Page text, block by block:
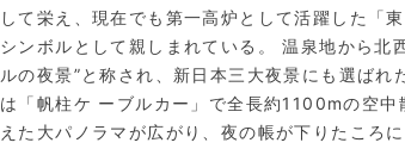
して栄え、現在でも第一高炉として活躍した「
シンボルとして親しまれている。 温泉地から北
ルの夜景”と称され、新日本三大夜景にも選ば
は「帆柱ケ ーブルカー」で全長約1100mの空
えた大パノラマが広がり、夜の帳が下りたころ